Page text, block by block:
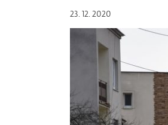
23. 12. 2020